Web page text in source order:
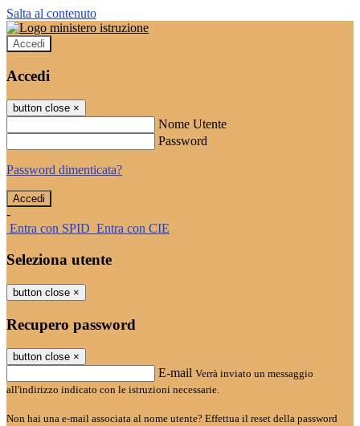
Salta al contenuto
Accedi
Accedi
button close ×
Nome Utente
Password
Password dimenticata?
-
Entra con SPID Entra con CIE
Seleziona utente
button close ×
Recupero password
button close ×
E-mail Verrà inviato un messaggio
all'indirizzo indicato con le istruzioni necessarie.
Non hai una e-mail associata al nome utente? Effettua il reset della password